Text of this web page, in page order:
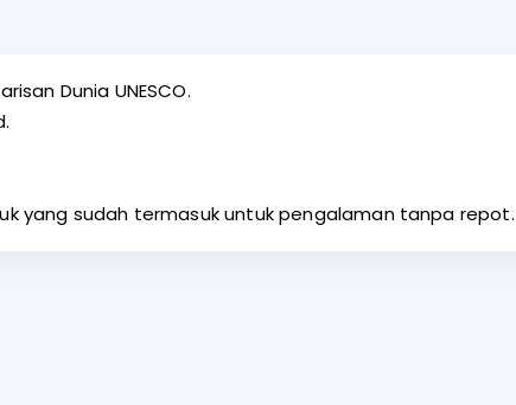
Dunia UNESCO.
yang sudah termasuk untuk pengalaman tanpa repot.